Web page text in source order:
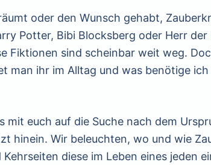
oder den Wunsch gehabt,
Potter, Bibi Blocksberg oder Herr
Fiktionen sind scheinbar weit weg.
man ihr im Alltag und was benötige
mit euch auf die Suche nach dem
hinein. Wir beleuchten, wo und wie
diese im Leben eines jeden